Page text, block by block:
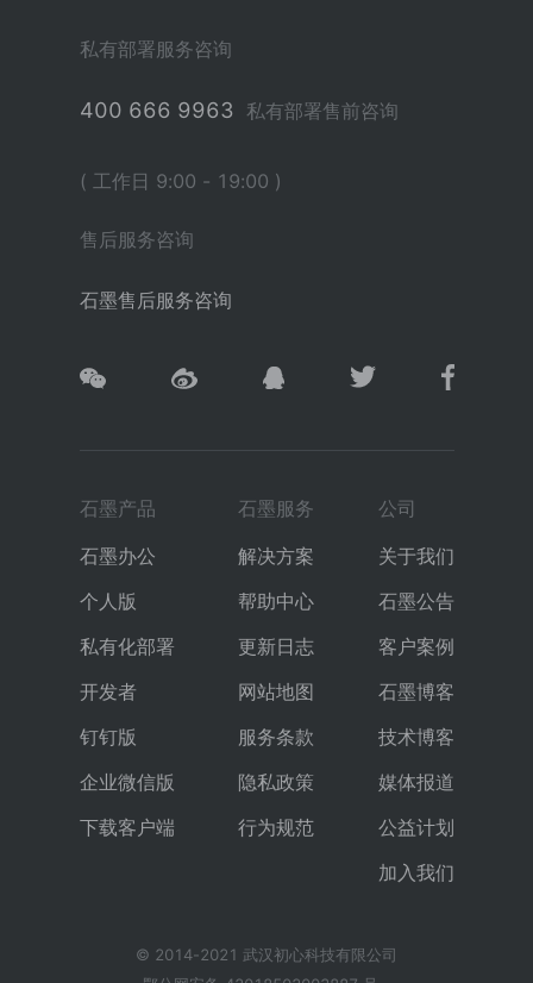
私有部署服务咨询
400 666 9963 私有部署售前咨询
( 工作日 9:00 - 19:00 )
售后服务咨询
石墨售后服务咨询
石墨产品
石墨办公
个人版
私有化部署
开发者
钉钉版
企业微信版
下载客户端
石墨服务
解决方案
帮助中心
更新日志
网站地图
服务条款
隐私政策
行为规范
公司
关于我们
石墨公告
客户案例
石墨博客
技术博客
媒体报道
公益计划
加入我们
© 2014-2021 武汉初心科技有限公司